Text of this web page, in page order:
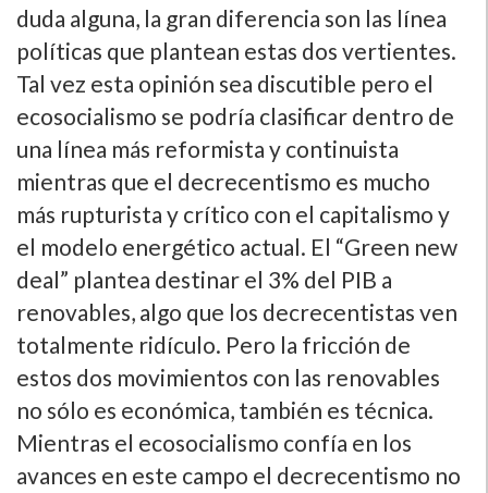
duda alguna, la gran diferencia son las línea
políticas que plantean estas dos vertientes.
Tal vez esta opinión sea discutible pero el
ecosocialismo se podría clasificar dentro de
una línea más reformista y continuista
mientras que el decrecentismo es mucho
más rupturista y crítico con el capitalismo y
el modelo energético actual. El “Green new
deal” plantea destinar el 3% del PIB a
renovables, algo que los decrecentistas ven
totalmente ridículo. Pero la fricción de
estos dos movimientos con las renovables
no sólo es económica, también es técnica.
Mientras el ecosocialismo confía en los
avances en este campo el decrecentismo no